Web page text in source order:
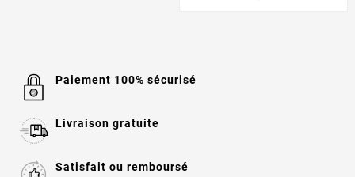
Paiement 100% sécurisé
Livraison gratuite
Satisfait ou remboursé